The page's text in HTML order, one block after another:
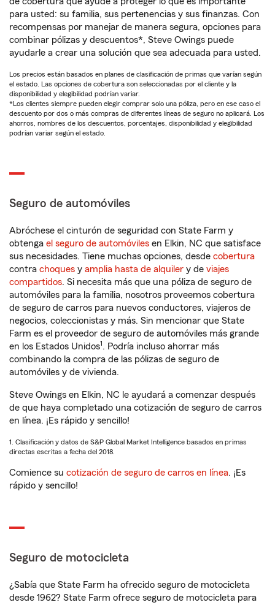
para usted: su familia, sus pertenencias y sus finanzas. Con
recompensas por manejar de manera segura, opciones para
combinar pólizas y descuentos*, Steve Owings puede
ayudarle a crear una solución que sea adecuada para usted.
Los precios están basados en planes de clasificación de primas que varían según
el estado. Las opciones de cobertura son seleccionadas por el cliente y la
disponibilidad y elegibilidad podrían variar.
*Los clientes siempre pueden elegir comprar solo una póliza, pero en ese caso el
descuento por dos o más compras de diferentes líneas de seguro no aplicará. Los
ahorros, nombres de los descuentos, porcentajes, disponibilidad y elegibilidad
podrían variar según el estado.
Seguro de automóviles
Abróchese el cinturón de seguridad con State Farm y
obtenga el seguro de automóviles en Elkin, NC que satisface
sus necesidades. Tiene muchas opciones, desde cobertura
contra choques y amplia hasta de alquiler y de viajes
compartidos. Si necesita más que una póliza de seguro de
automóviles para la familia, nosotros proveemos cobertura
de seguro de carros para nuevos conductores, viajeros de
negocios, coleccionistas y más. Sin mencionar que State
Farm es el proveedor de seguro de automóviles más grande
en los Estados Unidos1. Podría incluso ahorrar más
combinando la compra de las pólizas de seguro de
automóviles y de vivienda.
Steve Owings en Elkin, NC le ayudará a comenzar después
de que haya completado una cotización de seguro de carros
en línea. ¡Es rápido y sencillo!
1. Clasificación y datos de S&P Global Market Intelligence basados en primas
directas escritas a fecha del 2018.
Comience su cotización de seguro de carros en línea. ¡Es
rápido y sencillo!
Seguro de motocicleta
¿Sabía que State Farm ha ofrecido seguro de motocicleta
desde 1962? State Farm ofrece seguro de motocicleta para